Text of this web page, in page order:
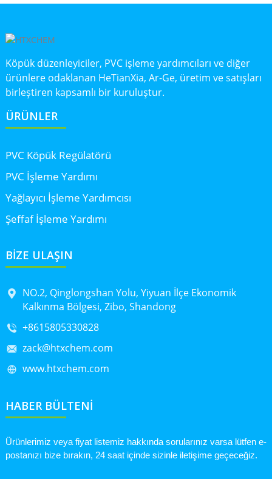
Köpük düzenleyiciler, PVC işleme yardımcıları ve diğer
ürünlere odaklanan HeTianXia, Ar-Ge, üretim ve satışları
birleştiren kapsamlı bir kuruluştur.
ÜRÜNLER
PVC Köpük Regülatörü
PVC İşleme Yardımı
Yağlayıcı İşleme Yardımcısı
Şeffaf İşleme Yardımı
BİZE ULAŞIN
NO.2, Qinglongshan Yolu, Yiyuan İlçe Ekonomik
Kalkınma Bölgesi, Zibo, Shandong
+8615805330828
zack@htxchem.com
www.htxchem.com
HABER BÜLTENİ
Ürünlerimiz veya fiyat listemiz hakkında sorularınız varsa lütfen e-
postanızı bize bırakın, 24 saat içinde sizinle iletişime geçeceğiz.